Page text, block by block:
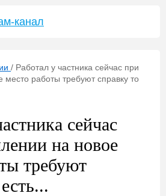
канал
/ Работал у частника сейчас при
место работы требуют справку то
сейчас
на новое
требуют